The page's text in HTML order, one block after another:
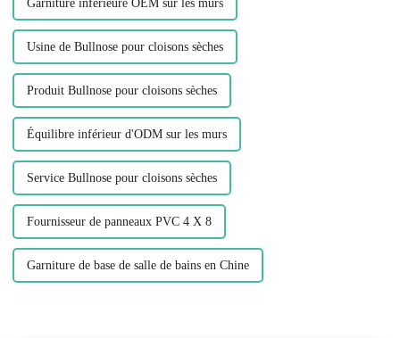
Garniture inférieure OEM sur les murs
Usine de Bullnose pour cloisons sèches
Produit Bullnose pour cloisons sèches
Équilibre inférieur d'ODM sur les murs
Service Bullnose pour cloisons sèches
Fournisseur de panneaux PVC 4 X 8
Garniture de base de salle de bains en Chine